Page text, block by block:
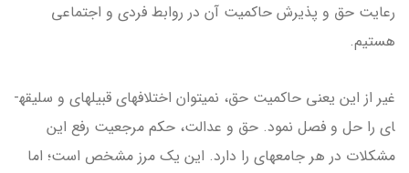
رعایت حق و پذیرش حاکمیت آن در روابط فردی و اجتماعی
هستیم.
غیر از این یعنی حاکمیت حق، نمی­توان اختلاف­های قبیله­ای و سلیقه­
ای را حل و فصل نمود. حق و عدالت، حکم مرجعیت رفع این
مشکلات در هر جامعه­ای را دارد. این یک مرز مشخص است؛ اما